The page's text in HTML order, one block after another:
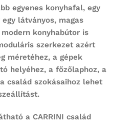
egyenes konyhafal, egy
látványos, magas
konyhabútor is
szerkezet azért
méretéhez, a gépek
helyéhez, a főzőlaphoz, a
család szokásaihoz lehet
a CARRINI család